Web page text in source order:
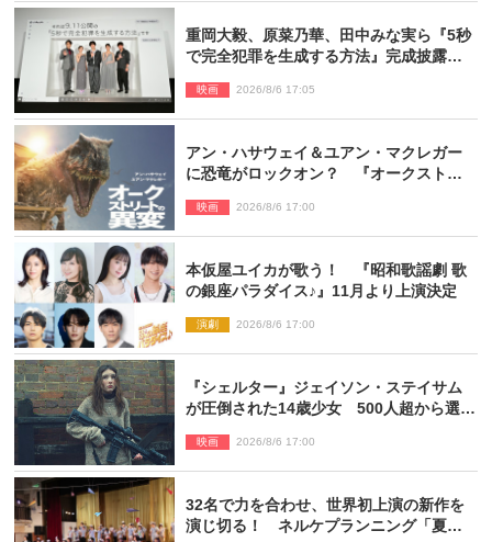
重岡大毅、原菜乃華、田中みな実ら『5秒
で完全犯罪を生成する方法』完成披露に
映画 2026/8/6 17:05
アン・ハサウェイ＆ユアン・マクレガー
に恐竜がロックオン？ 『オークストリ
解禁
映画 2026/8/6 17:00
本仮屋ユイカが歌う！ 『昭和歌謡劇 歌
の銀座パラダイス♪』11月より上演決定
演劇 2026/8/6 17:00
『シェルター』ジェイソン・ステイサム
が圧倒された14歳少女 500人超から選出
とは
映画 2026/8/6 17:00
32名で力を合わせ、世界初上演の新作を
演じ切る！ ネルケプランニング「夏休